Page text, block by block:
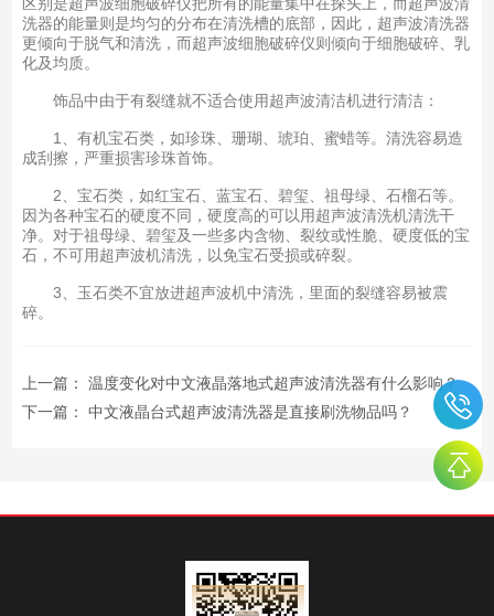
洗器的能量则是均匀的分布在清洗槽的底部，因此，超声波清洗器
更倾向于脱气和清洗，而超声波细胞破碎仪则倾向于细胞破碎、乳
化及均质。
饰品中由于有裂缝就不适合使用超声波清洁机进行清洁：
1、有机宝石类，如珍珠、珊瑚、琥珀、蜜蜡等。清洗容易造
成刮擦，严重损害珍珠首饰。
2、宝石类，如红宝石、蓝宝石、碧玺、祖母绿、石榴石等。
因为各种宝石的硬度不同，硬度高的可以用超声波清洗机清洗干
净。对于祖母绿、碧玺及一些多内含物、裂纹或性脆、硬度低的宝
石，不可用超声波机清洗，以免宝石受损或碎裂。
3、玉石类不宜放进超声波机中清洗，里面的裂缝容易被震
碎。
上一篇： 温度变化对中文液晶落地式超声波清洗器有什么影响？
下一篇： 中文液晶台式超声波清洗器是直接刷洗物品吗？